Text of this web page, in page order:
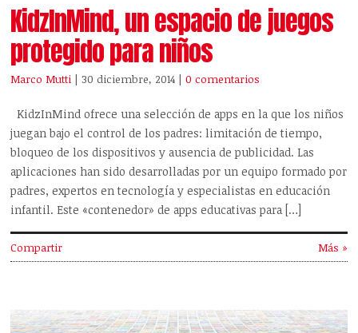
KidzInMind, un espacio de juegos
protegido para niños
Marco Mutti | 30 diciembre, 2014 |0 comentarios
KidzInMind ofrece una selección de apps en la que los niños
juegan bajo el control de los padres: limitación de tiempo,
bloqueo de los dispositivos y ausencia de publicidad. Las
aplicaciones han sido desarrolladas por un equipo formado por
padres, expertos en tecnología y especialistas en educación
infantil. Este «contenedor» de apps educativas para […]
Compartir Más »